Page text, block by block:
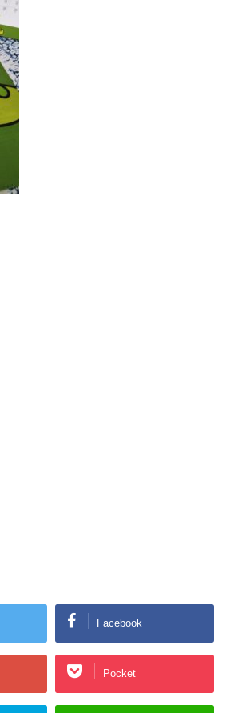
Facebook
Pocket